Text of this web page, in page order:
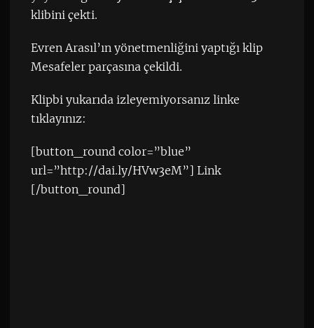
klibini çekti.
Evren Arasıl’ın yönetmenliğini yaptığı klip
Mesafeler parçasına çekildi.
Klipbi yukarıda izleyemiyorsanız linke
tıklayınız:
[button_round color=”blue”
url=”http://dai.ly/HVw3eM”] Link
[/button_round]